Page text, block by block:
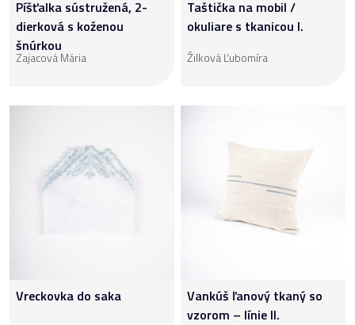
Píšťalka sústružená, 2-
dierková s koženou
šnúrkou
Zajacová Mária
Taštička na mobil /
okuliare s tkanicou I.
Žilková Ľubomíra
Vreckovka do saka
Vankúš ľanový tkaný so
vzorom – línie II.